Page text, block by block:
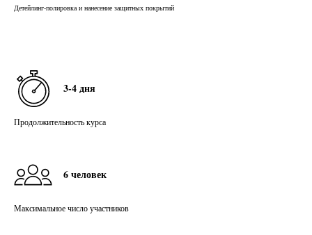
Детейлинг-полировка и нанесение защитных покрытий
3-4 дня
Продолжительность курса
6 человек
Максимальное число участников